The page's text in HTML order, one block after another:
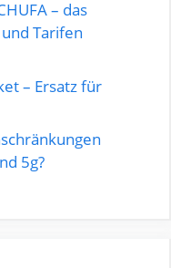
– das
Tarifen
– Ersatz für
5g?